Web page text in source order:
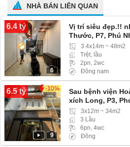
NHÀ BÁN LIÊN QUAN
6.4 tỷ
6
Vị trí siêu đẹp.!!
Thước, P7, Phú
hẻm 3m ba gác ra
3.4x14m ~ 48m2
Trệt, lầu
2pn, 2wc
Đông nam
6.5 tỷ -10%
9
Sau bệnh viện
xích Long, P3,
3x12m ~ 34m2
3 Lầu
6pn, 4wc
Đông